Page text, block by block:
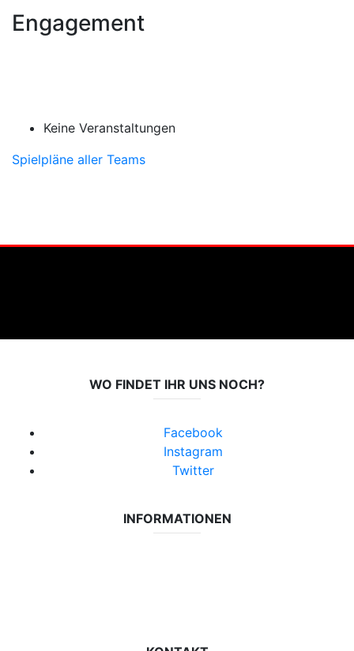
Engagement
Keine Veranstaltungen
Spielpläne aller Teams
WO FINDET IHR UNS NOCH?
Facebook
Instagram
Twitter
INFORMATIONEN